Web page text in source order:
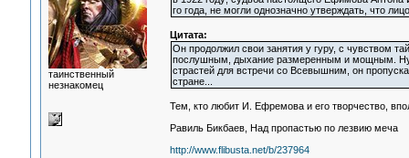
таинственный
незнакомец
го года, не могли однозначно утверждать, что
Цитата:
Он продолжил свои занятия у гуру, с чувством
послушным, дыхание размеренным и мощным. Ну,
страстей для встречи со Всевышним, он
стране...
Тем, кто любит И. Ефремова и его творчество,
Равиль Бикбаев, Над пропастью по лезвию меча
http://www.flibusta.net/b/237964